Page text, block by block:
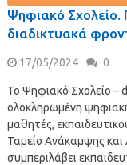
Ψηφιακό
διαδικτυακά
17/05/2024 0
Το Ψηφιακό Σχολείο –
ολοκληρωμένη
μαθητές,
Ταμείο Ανάκαμψης
συμπεριλάβει